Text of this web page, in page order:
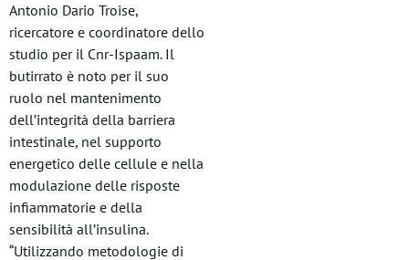
Antonio Dario Troise,
ricercatore e coordinatore dello
studio per il Cnr-Ispaam. Il
butirrato è noto per il suo
ruolo nel mantenimento
dell’integrità della barriera
intestinale, nel supporto
energetico delle cellule e nella
modulazione delle risposte
infiammatorie e della
sensibilità all’insulina.
“Utilizzando metodologie di